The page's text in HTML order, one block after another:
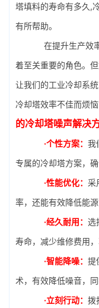
塔填料的寿命有多久,
有所帮助。
在提升生产效率
着至关重要的角色。
让我们的工业冷却系
冷却塔效率不佳而烦
的冷却塔噪声解决
·个性方案： 我
专属的冷却塔方案，
·性能优化： 采
率，还能有效降低能
·经久耐用： 选
寿命，减少维修费用
·智能降噪： 提
术，有效降低噪音，
·立刻行动： 拨